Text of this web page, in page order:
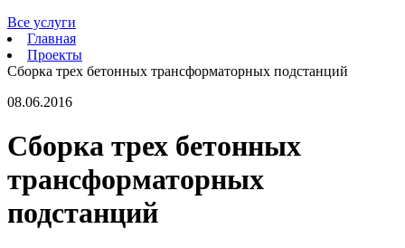
Все услуги
Главная
Проекты
Сборка трех бетонных трансформаторных подстанций
08.06.2016
Сборка трех бетонных
трансформаторных
подстанций